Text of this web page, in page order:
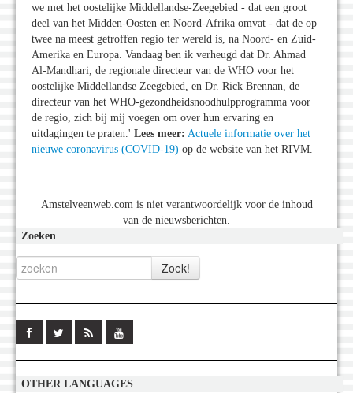
we met het oostelijke Middellandse-Zeegebied - dat een groot
deel van het Midden-Oosten en Noord-Afrika omvat - dat de op
twee na meest getroffen regio ter wereld is, na Noord- en Zuid-
Amerika en Europa. Vandaag ben ik verheugd dat Dr. Ahmad
Al-Mandhari, de regionale directeur van de WHO voor het
oostelijke Middellandse Zeegebied, en Dr. Rick Brennan, de
directeur van het WHO-gezondheidsnoodhulpprogramma voor
de regio, zich bij mij voegen om over hun ervaring en
uitdagingen te praten.' Lees meer: Actuele informatie over het
nieuwe coronavirus (COVID-19) op de website van het RIVM.
Amstelveenweb.com is niet verantwoordelijk voor de inhoud
van de nieuwsberichten.
Zoeken
OTHER LANGUAGES